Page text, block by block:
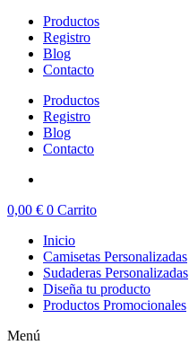
Productos
Registro
Blog
Contacto
Productos
Registro
Blog
Contacto
0,00 € 0 Carrito
Inicio
Camisetas Personalizadas
Sudaderas Personalizadas
Diseña tu producto
Productos Promocionales
Menú